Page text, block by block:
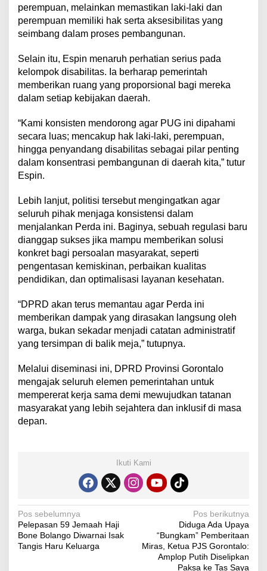
perempuan, melainkan memastikan laki-laki dan
perempuan memiliki hak serta aksesibilitas yang
seimbang dalam proses pembangunan.
​Selain itu, Espin menaruh perhatian serius pada
kelompok disabilitas. Ia berharap pemerintah
memberikan ruang yang proporsional bagi mereka
dalam setiap kebijakan daerah.
​“Kami konsisten mendorong agar PUG ini dipahami
secara luas; mencakup hak laki-laki, perempuan,
hingga penyandang disabilitas sebagai pilar penting
dalam konsentrasi pembangunan di daerah kita,” tutur
Espin.
​Lebih lanjut, politisi tersebut mengingatkan agar
seluruh pihak menjaga konsistensi dalam
menjalankan Perda ini. Baginya, sebuah regulasi baru
dianggap sukses jika mampu memberikan solusi
konkret bagi persoalan masyarakat, seperti
pengentasan kemiskinan, perbaikan kualitas
pendidikan, dan optimalisasi layanan kesehatan.
​“DPRD akan terus memantau agar Perda ini
memberikan dampak yang dirasakan langsung oleh
warga, bukan sekadar menjadi catatan administratif
yang tersimpan di balik meja,” tutupnya.
​Melalui diseminasi ini, DPRD Provinsi Gorontalo
mengajak seluruh elemen pemerintahan untuk
mempererat kerja sama demi mewujudkan tatanan
masyarakat yang lebih sejahtera dan inklusif di masa
depan.
Ikuti Kami
N
a
v
Pos sebelumnya
Pelepasan 59 Jemaah Haji
Bone Bolango Diwarnai Isak
Tangis Haru Keluarga
Pos berikutnya
Diduga Ada Upaya
“Bungkam” Pemberitaan
Miras, Ketua PJS Gorontalo:
Amplop Putih Diselipkan
Paksa ke Tas Saya